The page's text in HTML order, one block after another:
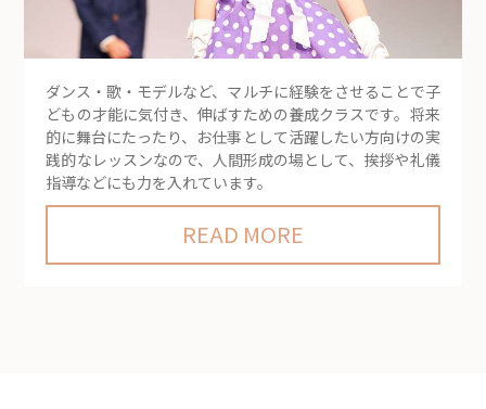
ダンス・歌・モデルなど、マルチに経験をさせることで子
どもの才能に気付き、伸ばすための養成クラスです。将来
的に舞台にたったり、お仕事として活躍したい方向けの実
践的なレッスンなので、人間形成の場として、挨拶や礼儀
指導などにも力を入れています。
READ MORE